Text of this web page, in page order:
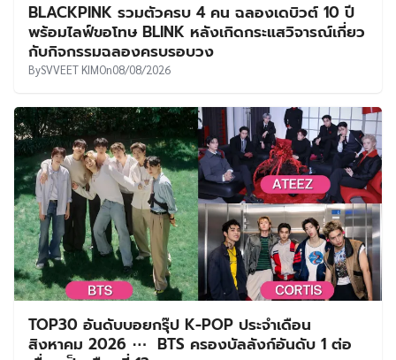
BLACKPINK รวมตัวครบ 4 คน ฉลองเดบิวต์ 10 ปี
พร้อมไลฟ์ขอโทษ BLINK หลังเกิดกระแสวิจารณ์เกี่ยว
กับกิจกรรมฉลองครบรอบวง
BySVVEET KIMOn08/08/2026
TOP30 อันดับบอยกรุ๊ป K-POP ประจำเดือน
สิงหาคม 2026 ⋯ BTS ครองบัลลังก์อันดับ 1 ต่อ